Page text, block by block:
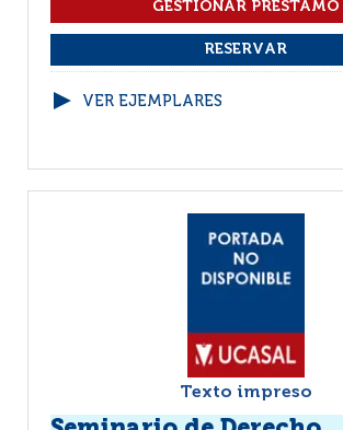
VER EJEMPLARES
Texto impreso